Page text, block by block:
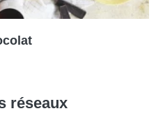
réseaux